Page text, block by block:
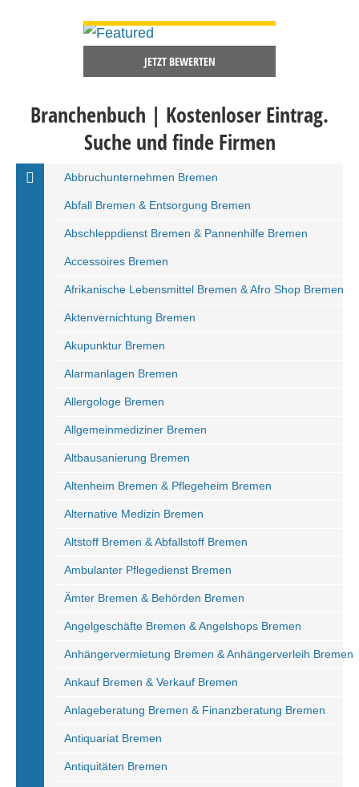
JETZT BEWERTEN
Branchenbuch | Kostenloser Eintrag.
Suche und finde Firmen
Abbruchunternehmen Bremen
Abfall Bremen & Entsorgung Bremen
Abschleppdienst Bremen & Pannenhilfe Bremen
Accessoires Bremen
Afrikanische Lebensmittel Bremen & Afro Shop Bremen
Aktenvernichtung Bremen
Akupunktur Bremen
Alarmanlagen Bremen
Allergologe Bremen
Allgemeinmediziner Bremen
Altbausanierung Bremen
Altenheim Bremen & Pflegeheim Bremen
Alternative Medizin Bremen
Altstoff Bremen & Abfallstoff Bremen
Ambulanter Pflegedienst Bremen
Ämter Bremen & Behörden Bremen
Angelgeschäfte Bremen & Angelshops Bremen
Anhängervermietung Bremen & Anhängerverleih Bremen
Ankauf Bremen & Verkauf Bremen
Anlageberatung Bremen & Finanzberatung Bremen
Antiquariat Bremen
Antiquitäten Bremen